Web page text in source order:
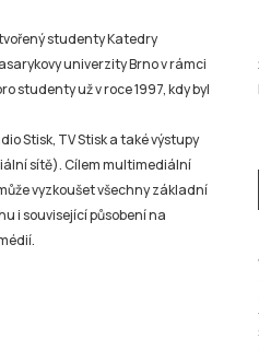
studenty Katedry
univerzity Brno v rámci
studenty už v roce 1997, kdy byl
Stisk, TV Stisk a také výstupy
sítě). Cílem multimediální
vyzkoušet všechny základní
i související působení na